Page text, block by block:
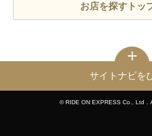
お店を探すトッ
サイトナビを
© RIDE ON EXPRESS Co., Ltd．